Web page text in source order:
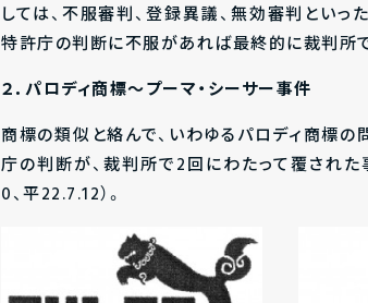
しては、不服審判、登録異議、無効審判とい
特許庁の判断に不服があれば最終的に裁判所
２．パロディ商標～プーマ・シーサー事件
商標の類似と絡んで、いわゆるパロディ商標
庁の判断が、裁判所で2回にわたって覆され
0、平22.7.12）。